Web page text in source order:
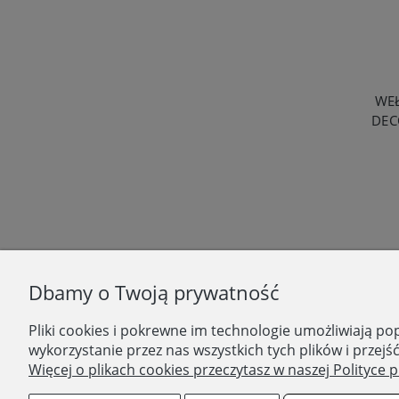
DOMOSTORY
Dostawa i płatność
Zwroty i reklamacje
Polityka prywatności
Dbamy o Twoją prywatność
Pliki cookies i pokrewne im technologie umożliwiają
wykorzystanie przez nas wszystkich tych plików i
Więcej o plikach cookies przeczytasz w naszej Polityce